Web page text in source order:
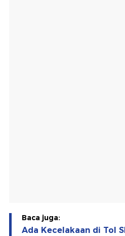
Baca juga:
Ada Kecelakaan di Tol